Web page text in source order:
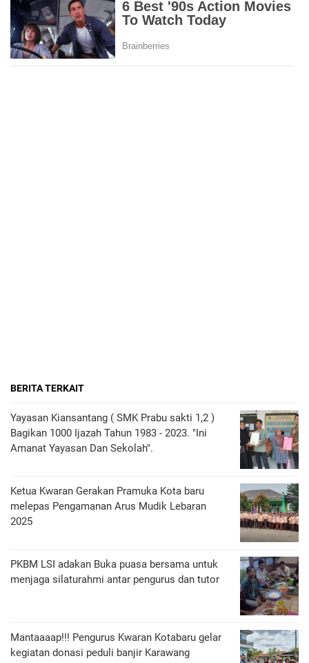
BERITA TERKAIT
Yayasan Kiansantang ( SMK Prabu sakti 1,2 )
Bagikan 1000 Ijazah Tahun 1983 - 2023. "Ini
Amanat Yayasan Dan Sekolah".
Ketua Kwaran Gerakan Pramuka Kota baru
melepas Pengamanan Arus Mudik Lebaran
2025
PKBM LSI adakan Buka puasa bersama untuk
menjaga silaturahmi antar pengurus dan tutor
Mantaaaap!!! Pengurus Kwaran Kotabaru gelar
kegiatan donasi peduli banjir Karawang